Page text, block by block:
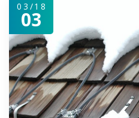
03/18
03